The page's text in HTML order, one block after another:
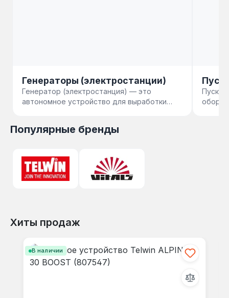
Генераторы (электростанции)
Генератор (электростанция) — это
автономное устройство для выработки
Пуско-
Популярные бренды
Хиты продаж
Пропустить галерею продуктов
В наличии